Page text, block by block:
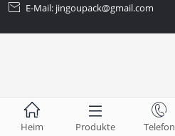
 E-Mail: jingoupack@gmail.com

Heim

Produkte

Telefon